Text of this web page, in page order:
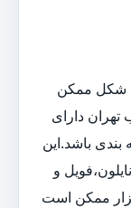
شکل ممکن
تهران دارای
باشد.این
و
ممکن است